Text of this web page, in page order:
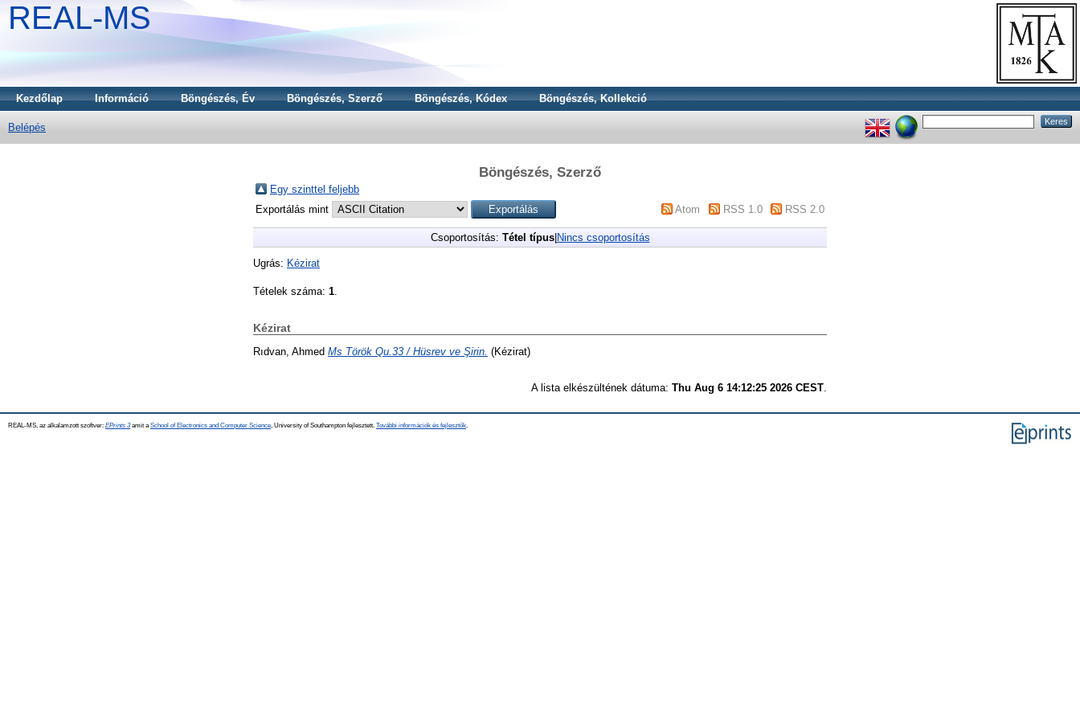
REAL-MS
Kezdőlap Információ Böngészés, Év Böngészés, Szerző Böngészés, Kódex Böngészés, Kollekció
Belépés
Böngészés, Szerző
Egy szinttel feljebb
Exportálás mint
Atom RSS 1.0 RSS 2.0
Csoportosítás: Tétel típus| Nincs csoportosítás
Ugrás: Kézirat
Tételek száma: 1
Kézirat
Rıdvan, Ahmed Ms Török Qu.33 / Hüsrev ve Şirin. (Kézirat)
A lista elkészültének dátuma: Thu Aug 6 14:12:25 2026 CEST
REAL-MS, az alkalamzott szoftver: EPrints 3amit a School of Electronics and Computer Science , University of Southampton fejlesztett. További információk és fejlesztők